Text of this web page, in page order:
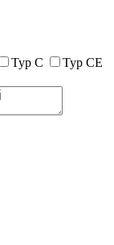
Typ C
Typ CE